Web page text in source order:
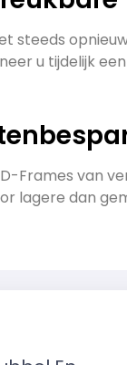
steeds
u tijdelijk
Frames van
lagere dan